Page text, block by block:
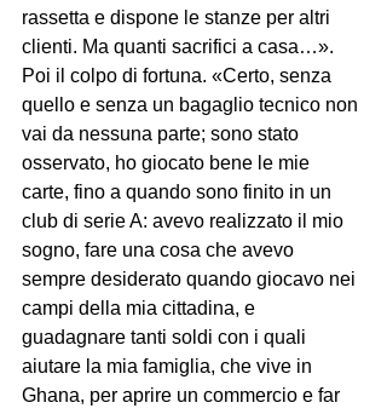
rassetta e dispone le stanze per altri
clienti. Ma quanti sacrifici a casa…».
Poi il colpo di fortuna. «Certo, senza
quello e senza un bagaglio tecnico non
vai da nessuna parte; sono stato
osservato, ho giocato bene le mie
carte, fino a quando sono finito in un
club di serie A: avevo realizzato il mio
sogno, fare una cosa che avevo
sempre desiderato quando giocavo nei
campi della mia cittadina, e
guadagnare tanti soldi con i quali
aiutare la mia famiglia, che vive in
Ghana, per aprire un commercio e far